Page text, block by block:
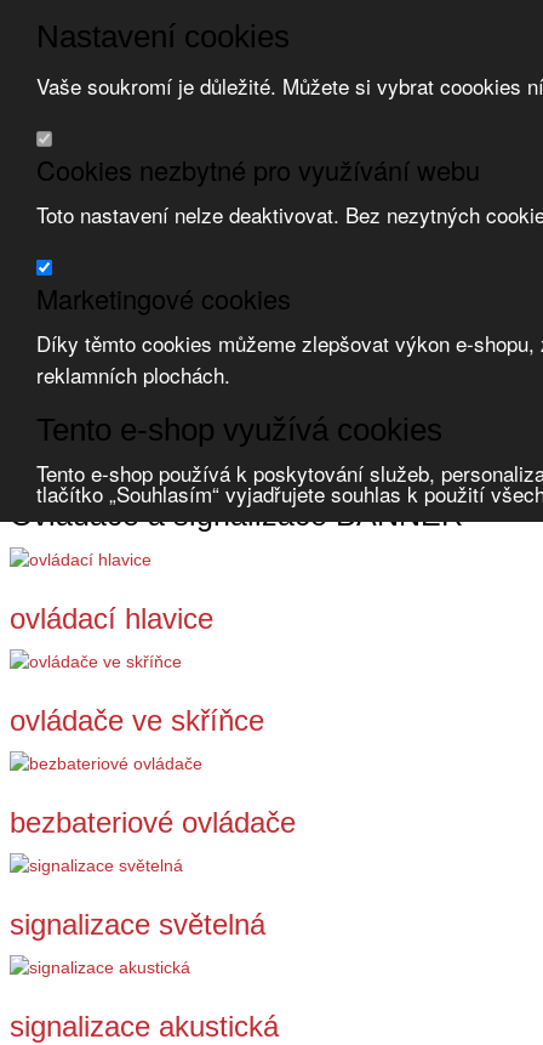
Nastavení cookies
Vaše soukromí je důležité. Můžete si vybrat coookies
Cookies nezbytné pro využívání webu
Toto nastavení nelze deaktivovat. Bez nezytných
Marketingové cookies
Díky těmto cookies můžeme zlepšovat výkon e-
reklamních plochách.
Tento e-shop využívá cookies
Tento e-shop používá k poskytování služeb,
tlačítko „Souhlasím“ vyjadřujete souhlas k použití
Přeskočit na hlavní obsah Přeskočit na doplňující obsah
Obchodní podmínky
Registrace
Zvolte měnu:
Přihlásit uživatele
Úvod Ovladače a signalizace BANNER
Ovladače a signalizace BANNER
ovládací hlavice
ovládače ve skříňce
bezbateriové ovládače
signalizace světelná
signalizace akustická